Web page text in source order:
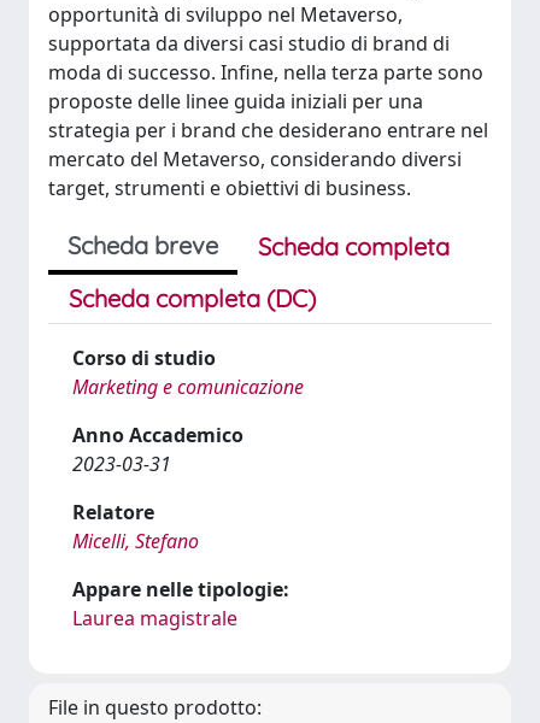
opportunità di sviluppo nel Metaverso,
supportata da diversi casi studio di brand di
moda di successo. Infine, nella terza parte sono
proposte delle linee guida iniziali per una
strategia per i brand che desiderano entrare nel
mercato del Metaverso, considerando diversi
target, strumenti e obiettivi di business.
Scheda breve
Scheda completa
Scheda completa (DC)
Corso di studio
Marketing e comunicazione
Anno Accademico
2023-03-31
Relatore
Micelli, Stefano
Appare nelle tipologie:
Laurea magistrale
File in questo prodotto: